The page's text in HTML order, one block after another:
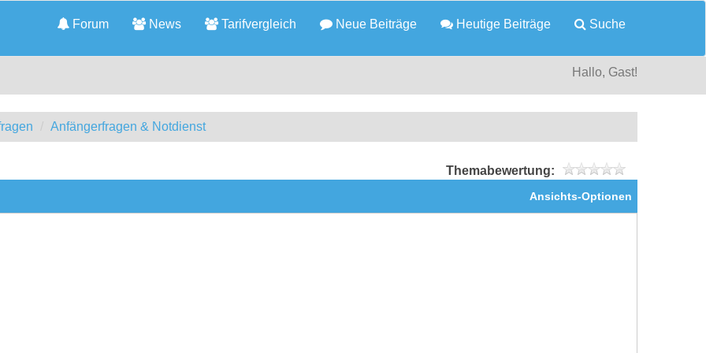
Forum News Tarifvergleich Neue Beiträge Heutige Beiträge Suche
Hallo, Gast!
Anfängerfragen & Notdienst
Themabewertung:
Ansichts-Optionen